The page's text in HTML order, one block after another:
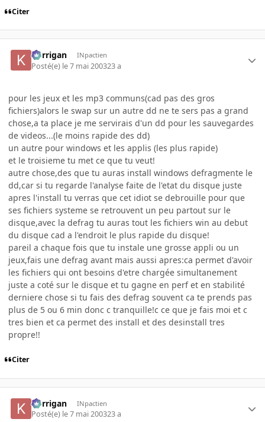
Citer
korrigan INpactien
Posté(e) le 7 mai 200323 a
pour les jeux et les mp3 communs(cad pas des gros
fichiers)alors le swap sur un autre dd ne te sers pas a grand
chose,a ta place je me servirais d'un dd pour les sauvegardes
de videos...(le moins rapide des dd)
un autre pour windows et les applis (les plus rapide)
et le troisieme tu met ce que tu veut!
autre chose,des que tu auras install windows defragmente le
dd,car si tu regarde l'analyse faite de l'etat du disque juste
apres l'install tu verras que cet idiot se debrouille pour que
ses fichiers systeme se retrouvent un peu partout sur le
disque,avec la defrag tu auras tout les fichiers win au debut
du disque cad a l'endroit le plus rapide du disque!
pareil a chaque fois que tu instale une grosse appli ou un
jeux,fais une defrag avant mais aussi apres:ca permet d'avoir
les fichiers qui ont besoins d'etre chargée simultanement
juste a coté sur le disque et tu gagne en perf et en stabilité
derniere chose si tu fais des defrag souvent ca te prends pas
plus de 5 ou 6 min donc c tranquille!c ce que je fais moi et c
tres bien et ca permet des install et des desinstall tres
propre!!
Citer
korrigan INpactien
Posté(e) le 7 mai 200323 a